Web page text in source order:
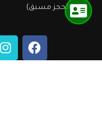
(الحجز مسبق)